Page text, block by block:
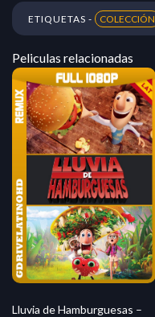
ETIQUETAS - COLECCIÓN
Peliculas relacionadas
Lluvia de Hamburguesas –